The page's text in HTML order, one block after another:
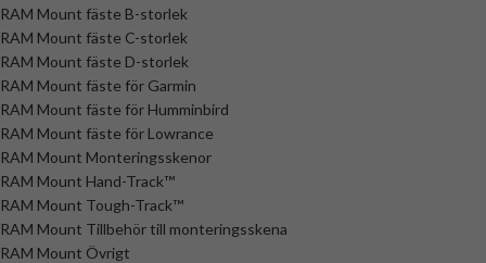
RAM Mount fäste B-storlek
RAM Mount fäste C-storlek
RAM Mount fäste D-storlek
RAM Mount fäste för Garmin
RAM Mount fäste för Humminbird
RAM Mount fäste för Lowrance
RAM Mount Monteringsskenor
RAM Mount Hand-Track™
RAM Mount Tough-Track™
RAM Mount Tillbehör till monteringsskena
RAM Mount Övrigt